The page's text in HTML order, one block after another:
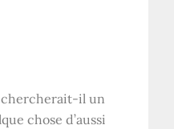
il un
chose d’aussi